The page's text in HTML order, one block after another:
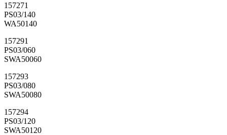
157271
PS03/140
WA50140
157291
PS03/060
SWA50060
157293
PS03/080
SWA50080
157294
PS03/120
SWA50120